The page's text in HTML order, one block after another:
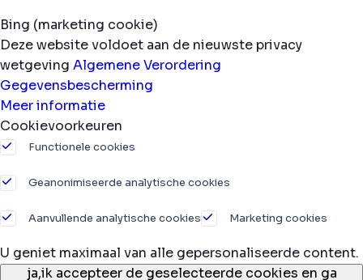
Bing (marketing cookie)
Deze website voldoet aan de nieuwste privacy
wetgeving Algemene Verordering
Gegevensbescherming
Meer informatie
Cookievoorkeuren
Functionele cookies
Geanonimiseerde analytische cookies
Aanvullende analytische cookies Marketing cookies
U geniet maximaal van alle gepersonaliseerde content.
ja,ik accepteer de geselecteerde cookies en ga